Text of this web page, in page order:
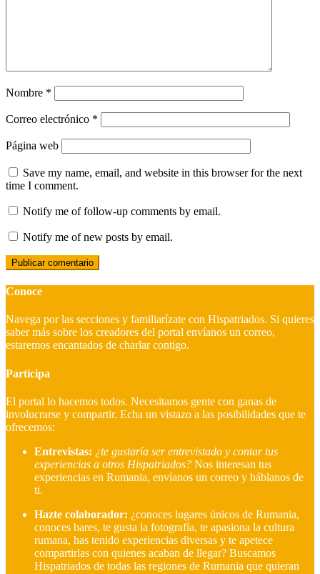
Nombre *
Correo electrónico *
Página web
Save my name, email, and website in this browser for the next
time I comment.
Notify me of follow-up comments by email.
Notify me of new posts by email.
Conoce
Navega por las secciones y familiarízate con Hispatriados. Si quieres
saber más sobre los creadores del portal envíanos un correo,
estaremos encantados de charlar contigo.
Participa
El portal lo hacemos todos. Necesitamos gente con ganas de
involucrarse y compartir. Echa un vistazo a las posibilidades que te
ofrecemos:
Entrevistas: ¿te gustaría ser entrevistado y contar tus
experiencias a otros Hispatriados? Nos interesan tus
experiencias en Rumania, envíanos un correo y háblanos de
ti.
Hazte colaborador: ¿conoces lugares únicos de Rumania,
conoces bares, te gusta la fotografía, te apasiona la cultura
rumana, has tenido experiencias diversas y te apetece
compartirlas con quienes acaban de llegar? Buscamos
Hispatriados de todas las regiones de Rumania que quieran